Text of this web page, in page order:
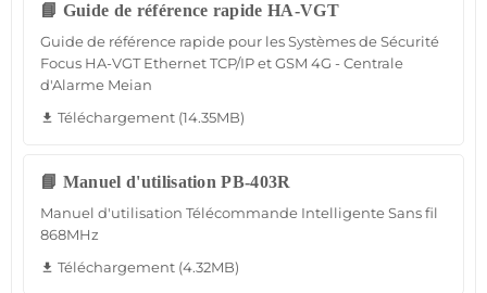
📘 Guide de référence rapide HA-VGT
Guide de référence rapide pour les Systèmes de Sécurité
Focus HA-VGT Ethernet TCP/IP et GSM 4G - Centrale
d'Alarme Meian
file_download Téléchargement (14.35MB)
📘 Manuel d'utilisation PB-403R
Manuel d'utilisation Télécommande Intelligente Sans fil
868MHz
file_download Téléchargement (4.32MB)